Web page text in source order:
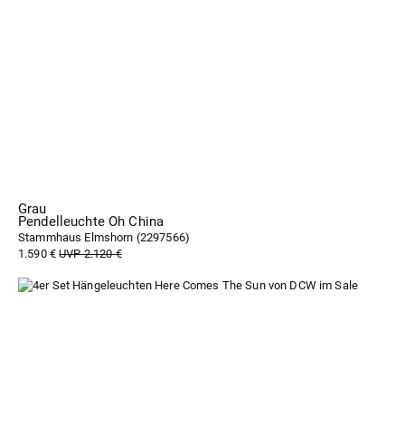
Grau
Pendelleuchte Oh China
Stammhaus Elmshorn (2297566)
1.590 €UVP 2.120 €